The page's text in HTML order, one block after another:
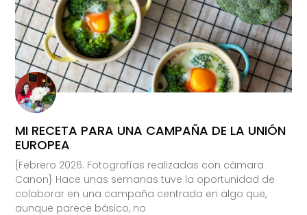
MI RECETA PARA UNA CAMPAÑA DE LA UNIÓN
EUROPEA
{Febrero 2026. Fotografías realizadas con cámara
Canon} Hace unas semanas tuve la oportunidad de
colaborar en una campaña centrada en algo que,
aunque parece básico, no